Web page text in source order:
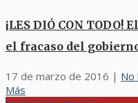
¡LES DIÓ CON
el fracaso del
17 de marzo de 2016 | No
Más